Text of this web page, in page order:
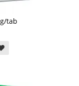
tab